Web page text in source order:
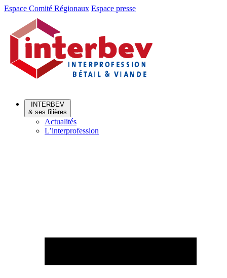
Aller
Aller
contenu
Espace Comité Régionaux Espace presse
INTERBEV
& ses filières
Actualités
L’interprofession